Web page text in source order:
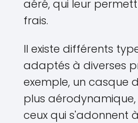
aéré, qui leur
frais.
Il existe différents
adaptés à diverses
exemple, un casque
plus
ceux qui s'adonnent